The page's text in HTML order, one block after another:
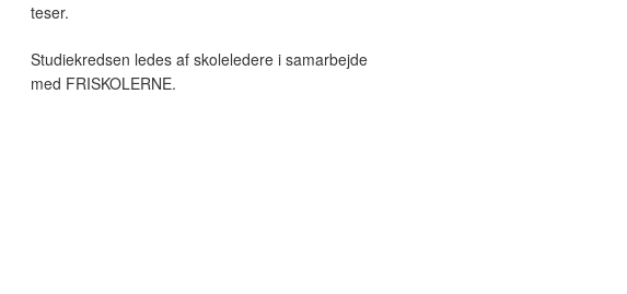
teser.
Studiekredsen ledes af skoleledere i samarbejde
med FRISKOLERNE.